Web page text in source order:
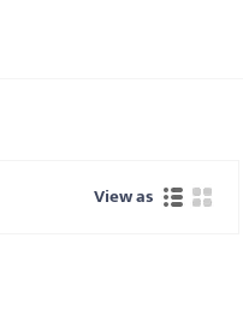
View as